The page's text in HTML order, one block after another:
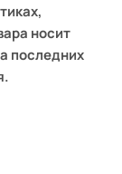
носит
последних